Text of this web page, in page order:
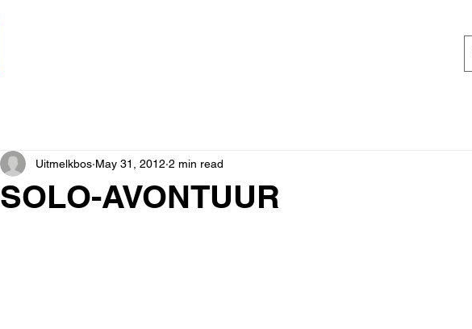
SOLO-AVONTUUR
Uitmelkbos May 31, 2012 2 min read